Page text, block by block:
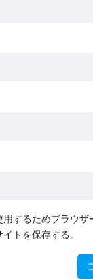
するためブラウザ
トを保存する。